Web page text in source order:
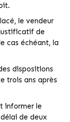
le vendeur
de
cas échéant, la
dispositions
trois ans après
informer le
de deux